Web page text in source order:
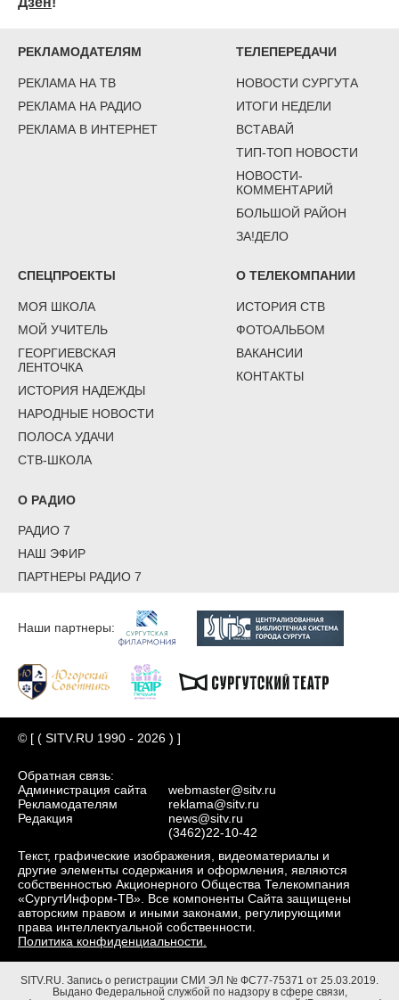
РЕКЛАМОДАТЕЛЯМ
РЕКЛАМА НА ТВ
РЕКЛАМА НА РАДИО
РЕКЛАМА В ИНТЕРНЕТ
ТЕЛЕПЕРЕДАЧИ
НОВОСТИ СУРГУТА
ИТОГИ НЕДЕЛИ
ВСТАВАЙ
ТИП-ТОП НОВОСТИ
НОВОСТИ-
КОММЕНТАРИЙ
БОЛЬШОЙ РАЙОН
ЗА!ДЕЛО
СПЕЦПРОЕКТЫ
МОЯ ШКОЛА
МОЙ УЧИТЕЛЬ
ГЕОРГИЕВСКАЯ
ЛЕНТОЧКА
ИСТОРИЯ НАДЕЖДЫ
НАРОДНЫЕ НОВОСТИ
ПОЛОСА УДАЧИ
СТВ-ШКОЛА
О ТЕЛЕКОМПАНИИ
ИСТОРИЯ СТВ
ФОТОАЛЬБОМ
ВАКАНСИИ
КОНТАКТЫ
О РАДИО
РАДИО 7
НАШ ЭФИР
ПАРТНЕРЫ РАДИО 7
Наши партнеры:
© [ ( SITV.RU 1990 - 2026 ) ]
Обратная связь:
Администрация сайта
Рекламодателям
Редакция
webmaster@sitv.ru
reklama@sitv.ru
news@sitv.ru
(3462)22-10-42
Текст, графические изображения, видеоматериалы и
другие элементы содержания и оформления, являются
собственностью Акционерного Общества Телекомпания
«СургутИнформ-ТВ». Все компоненты Сайта защищены
авторским правом и иными законами, регулирующими
права интеллектуальной собственности.
Политика конфиденциальности.
SITV.RU. Запись о регистрации СМИ ЭЛ № ФС77-75371 от 25.03.2019.
Выдано Федеральной службой по надзору в сфере связи,